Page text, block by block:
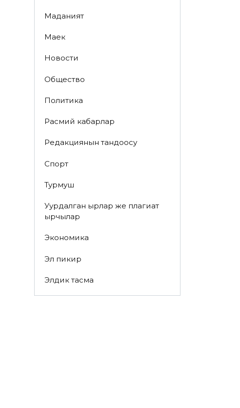
Маданият
Маек
Новости
Общество
Политика
Расмий кабарлар
Редакциянын тандоосу
Спорт
Турмуш
Уурдалган ырлар же плагиат
ырчылар
Экономика
Эл пикир
Элдик тасма